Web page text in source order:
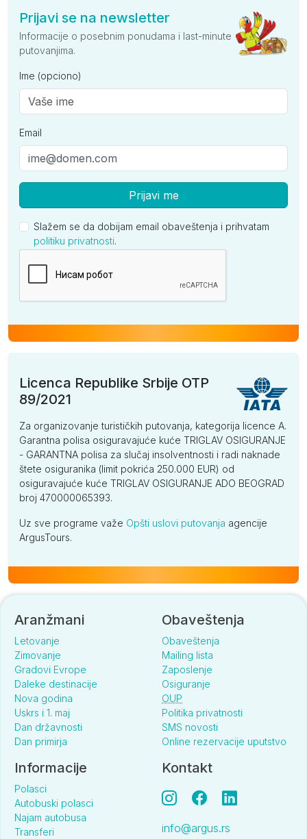
Prijavi se na newsletter
Informacije o posebnim ponudama i last-minute
putovanjima.
Ime (opciono)
Email
Prijavi me
Slažem se da dobijam email obaveštenja i prihvatam
politiku privatnosti.
Licenca Republike Srbije OTP
89/2021
Za organizovanje turističkih putovanja, kategorija licence A.
Garantna polisa osiguravajuće kuće TRIGLAV OSIGURANJE
- GARANTNA polisa za slučaj insolventnosti i radi naknade
štete osiguranika (limit pokrića 250.000 EUR) od
osiguravajuće kuće TRIGLAV OSIGURANJE ADO BEOGRAD
broj 470000065393.
Uz sve programe važe Opšti uslovi putovanja agencije
ArgusTours.
Aranžmani
Letovanje
Zimovanje
Gradovi Evrope
Daleke destinacije
Nova godina
Uskrs i 1. maj
Dan državnosti
Dan primirja
Obaveštenja
Obaveštenja
Mailing lista
Zaposlenje
Osiguranje
OUP
Politika privatnosti
SMS novosti
Online rezervacije uputstvo
Informacije
Polasci
Autobuski polasci
Najam autobusa
Transferi
Kontakt
info@argus.rs